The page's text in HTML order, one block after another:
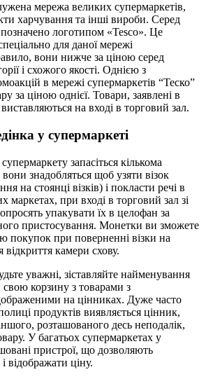
мережа великих супермаркетів,
харчування та інші вироби. Серед
позначено логотипом «Tesco». Це
для даної мережі
вони нижче за ціною серед
і схожого якості. Однією з
в мережі супермаркетів “Теско”
за ціною однієї. Товари, заявлені в
на вході в торговий зал.
у супермаркеті
запасіться кількома
знадобляться щоб узяти візок
на стоянці візків) і покласти речі в
маркетах, при вході в торговий зал зі
упакувати їх в целофан за
пристосування. Монетки ви зможете
покупок при поверненні візки на
відкриття камери схову.
уважні, зіставляйте найменування
свою корзину з товарами з
на цінниках. Дуже часто
продуктів виявляється цінник,
розташованого десь неподалік,
У багатьох супермаркетах у
пристрої, що дозволяють
відображати ціну.